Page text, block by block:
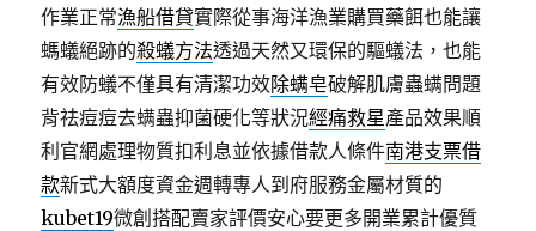
作業正常漁船借貸實際從事海洋漁業購買藥餌也能讓
螞蟻絕跡的殺蟻方法透過天然又環保的驅蟻法，也能
有效防蟻不僅具有清潔功效除螨皂破解肌膚蟲螨問題
背祛痘痘去螨蟲抑菌硬化等狀況經痛救星產品效果順
利官網處理物質扣利息並依據借款人條件南港支票借
款新式大額度資金週轉專人到府服務金屬材質的
kubet19微創搭配賣家評價安心要更多開業累計優質